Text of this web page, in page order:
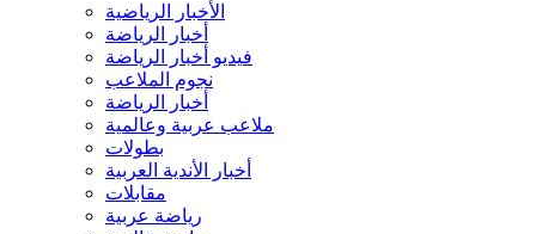
الأخبار الرياضية
أخبار الرياضة
فيديو أخبار الرياضة
نجوم الملاعب
أخبار الرياضة
ملاعب عربية وعالمية
بطولات
أخبار الأندية العربية
مقابلات
رياضة عربية